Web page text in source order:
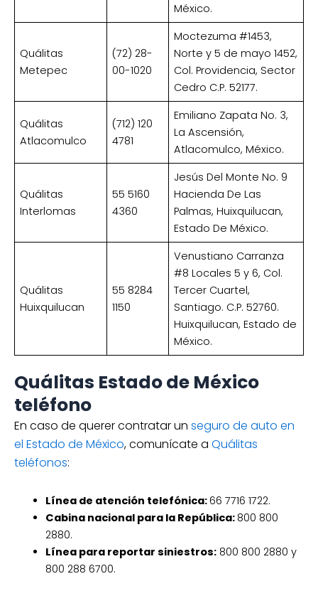
México.
Quálitas
Metepec
(72) 28-
00-1020
Moctezuma #1453,
Norte y 5 de mayo 1452,
Col. Providencia, Sector
Cedro C.P. 52177.
Quálitas
Atlacomulco
(712) 120
4781
Emiliano Zapata No. 3,
La Ascensión,
Atlacomulco, México.
Quálitas
Interlomas
55 5160
4360
Jesús Del Monte No. 9
Hacienda De Las
Palmas, Huixquilucan,
Estado De México.
Quálitas
Huixquilucan
55 8284
1150
Venustiano Carranza
#8 Locales 5 y 6, Col.
Tercer Cuartel,
Santiago. C.P. 52760.
Huixquilucan, Estado de
México.
Quálitas Estado de México
teléfono
En caso de querer contratar un seguro de auto en
el Estado de México, comunícate a Quálitas
teléfonos:
Línea de atención telefónica:66 7716 1722.
Cabina nacional para la República: 800 800
2880.
Línea para reportar siniestros:800 800 2880 y
800 288 6700.